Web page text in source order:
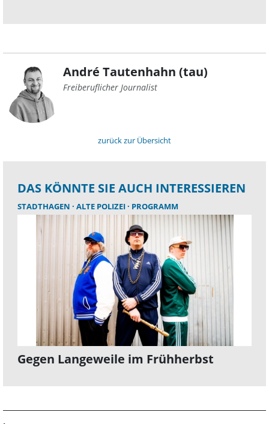
André Tautenhahn (tau)
Freiberuflicher Journalist
zurück zur Übersicht
DAS KÖNNTE SIE AUCH INTERESSIEREN
STADTHAGEN ALTE POLIZEI PROGRAMM
Gegen Langeweile im Frühherbst